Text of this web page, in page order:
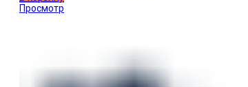
Просмотр